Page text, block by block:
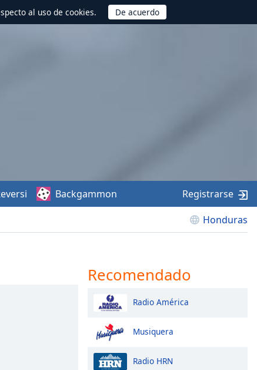
al uso de cookies.
Honduras
Backgammon Registrarse
Recomendado
Radio América
Musiquera
Radio HRN